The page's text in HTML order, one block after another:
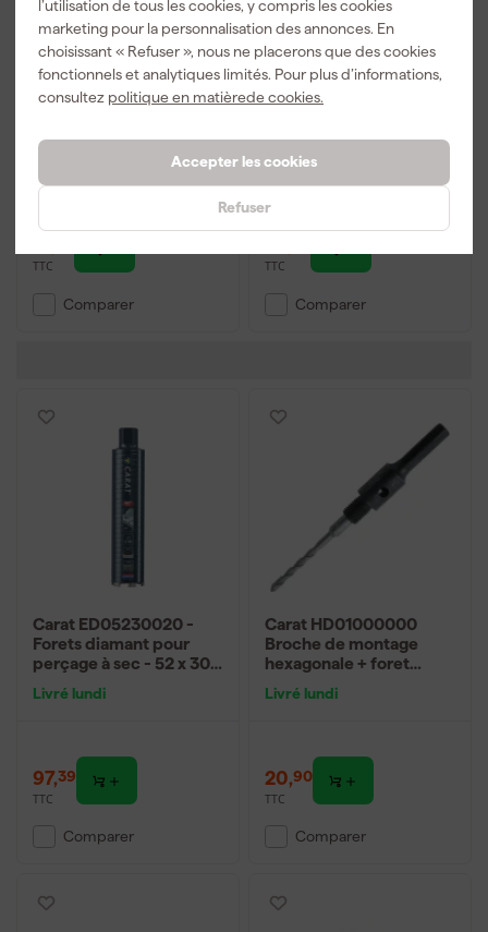
l’utilisation de tous les cookies, y compris les cookies
marketing pour la personnalisation des annonces. En
choisissant « Refuser », nous ne placerons que des cookies
fonctionnels et analytiques limités. Pour plus d’informations,
consultez politique en matièrede cookies.
Accepter les cookies
Refuser
Carat EGP3000000
Disque de polissage -
TTC
Comparer
Carat EHSC88CA26
Livré lundi
TTC
Comparer
Carat ED05230020 -
Forets diamant pour
perçage à sec - 52 x 300
Livré lundi
97,39
TTC
Comparer
Carat HD01000000
Broche de montage
hexagonale + foret
d'entraînement - M16
Livré lundi
20,90
TTC
Comparer